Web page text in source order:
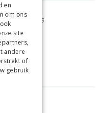
VANAF €99
en
om ons
site
andere
of
gebruik